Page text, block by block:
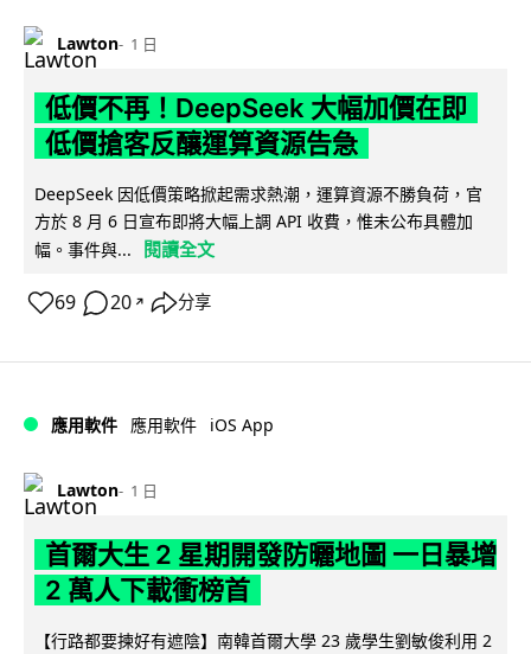
Lawton 1 日
低價不再！DeepSeek 大幅加價在即
低價搶客反釀運算資源告急
DeepSeek 因低價策略掀起需求熱潮，運算資源不勝負荷，官
方於 8 月 6 日宣布即將大幅上調 API 收費，惟未公布具體加
幅。事件與...
閱讀全文
69 20 ↗ 分享
應用軟件 應用軟件 iOS App
Lawton 1 日
首爾大生 2 星期開發防曬地圖 一日暴增
2 萬人下載衝榜首
【行路都要揀好有遮陰】南韓首爾大學 23 歲學生劉敏俊利用 2